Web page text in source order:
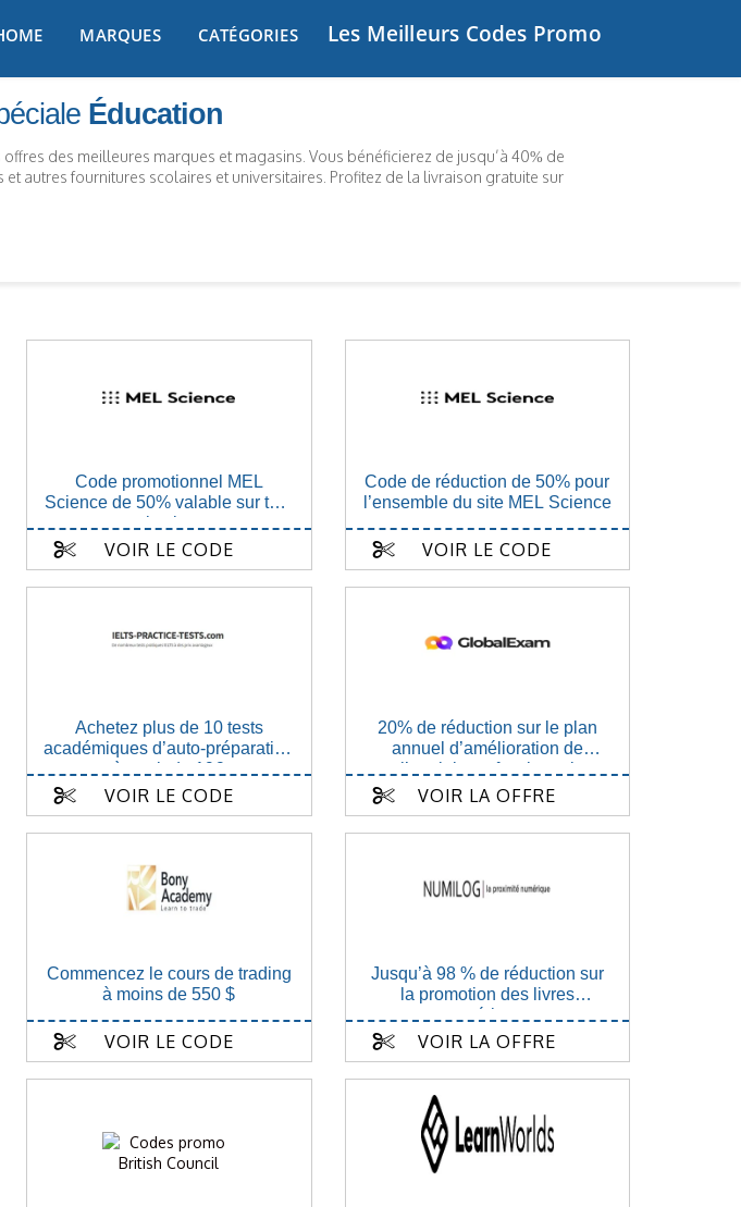
MARQUES CATÉGORIES Les Meilleurs Codes Promo
Éducation
des meilleures marques et magasins. Vous bénéficierez de jusqu’à 40% de
autres fournitures scolaires et universitaires. Profitez de la livraison gratuite sur
Code promotionnel MEL
Science de 50% valable sur tout
le site
VOIR LE CODE
Code de réduction de 50% pour
l’ensemble du site MEL Science
VOIR LE CODE
Achetez plus de 10 tests
académiques d’auto-préparation
à partir de 19€
VOIR LE CODE
20% de réduction sur le plan
annuel d’amélioration de
l’anglais professionnel
VOIR LA OFFRE
Commencez le cours de trading
à moins de 550 $
VOIR LE CODE
Jusqu’à 98 % de réduction sur
la promotion des livres
numériques
VOIR LA OFFRE